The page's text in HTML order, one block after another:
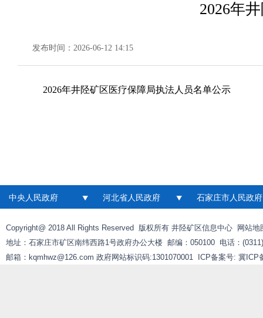
2026年
发布时间：2026-06-12 14:15
2026年井陉矿区医疗保障局执法人员名单公示